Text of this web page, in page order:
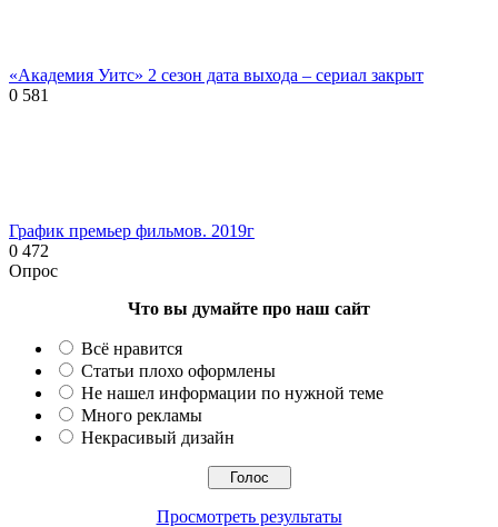
«Академия Уитс» 2 сезон дата выхода – сериал закрыт
0 581
График премьер фильмов. 2019г
0 472
Опрос
Что вы думайте про наш сайт
Всё нравится
Статьи плохо оформлены
Не нашел информации по нужной теме
Много рекламы
Некрасивый дизайн
Просмотреть результаты